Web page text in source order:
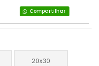
Compartilhar
20x30